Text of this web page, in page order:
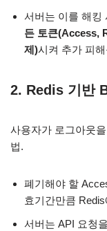
서버는 이를 해킹
든 토큰(Access,
제)시켜 추가 피
2. Redis 기반
사용자가 로그아웃
법.
폐기해야 할
효기간만큼
서버는 API 요청